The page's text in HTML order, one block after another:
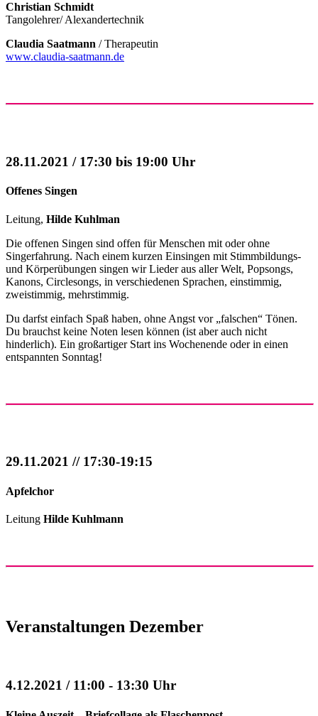
Christian Schmidt
Tangolehrer/ Alexandertechnik
Claudia Saatmann / Therapeutin
www.claudia-saatmann.de
28.11.2021 / 17:30 bis 19:00 Uhr
Offenes Singen
Leitung, Hilde Kuhlman
Die offenen Singen sind offen für Menschen mit oder ohne
Singerfahrung. Nach einem kurzen Einsingen mit Stimmbildungs-
und Körperübungen singen wir Lieder aus aller Welt, Popsongs,
Kanons, Circlesongs, in verschiedenen Sprachen, einstimmig,
zweistimmig, mehrstimmig.
Du darfst einfach Spaß haben, ohne Angst vor „falschen“ Tönen.
Du brauchst keine Noten lesen können (ist aber auch nicht
hinderlich). Ein großartiger Start ins Wochenende oder in einen
entspannten Sonntag!
29.11.2021 // 17:30-19:15
Apfelchor
Leitung Hilde Kuhlmann
Veranstaltungen Dezember
4.12.2021 / 11:00 - 13:30 Uhr